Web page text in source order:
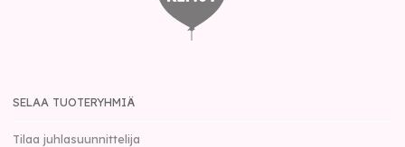
SELAA TUOTERYHMIÄ
Tilaa juhlasuunnittelija